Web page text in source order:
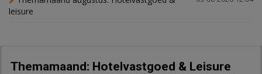
leisure
Themamaand: Hotelvastgoed & Leisure